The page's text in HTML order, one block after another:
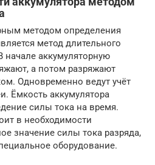
методом определения
метод длительного
начале аккумуляторную
а потом разряжают
Одновременно ведут учёт
Ёмкость аккумулятора
силы тока на время.
в необходимости
значение силы тока разряда,
оборудование.